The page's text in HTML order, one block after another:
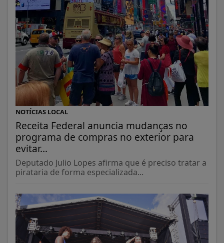
NOTÍCIAS LOCAL
Receita Federal anuncia mudanças no
programa de compras no exterior para
evitar...
Deputado Julio Lopes afirma que é preciso tratar a
pirataria de forma especializada...